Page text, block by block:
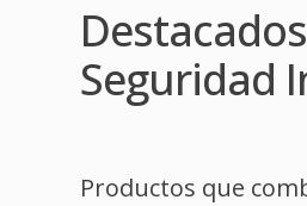
Seguridad
Productos que